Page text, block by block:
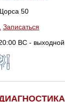
50
Записаться
ВС - выходной